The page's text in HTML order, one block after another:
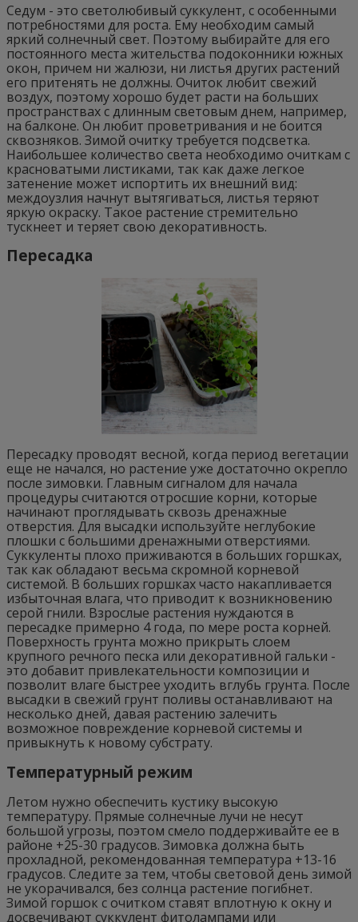
Седум - это светолюбивый суккулент, с особенными
потребностями для роста. Ему необходим самый
яркий солнечный свет. Поэтому выбирайте для его
постоянного места жительства подоконники южных
окон, причем ни жалюзи, ни листья других растений
его притенять не должны. Очиток любит свежий
воздух, поэтому хорошо будет расти на больших
пространствах с длинным световым днем, например,
на балконе. Он любит проветривания и не боится
сквозняков. Зимой очитку требуется подсветка.
Наибольшее количество света необходимо очиткам с
красноватыми листиками, так как даже легкое
затенение может испортить их внешний вид:
междоузлия начнут вытягиваться, листья теряют
яркую окраску. Такое растение стремительно
тускнеет и теряет свою декоративность.
Пересадка
Пересадку проводят весной, когда период вегетации
еще не начался, но растение уже достаточно окрепло
после зимовки. Главным сигналом для начала
процедуры считаются отросшие корни, которые
начинают проглядывать сквозь дренажные
отверстия. Для высадки используйте неглубокие
плошки с большими дренажными отверстиями.
Суккуленты плохо приживаются в больших горшках,
так как обладают весьма скромной корневой
системой. В больших горшках часто накапливается
избыточная влага, что приводит к возникновению
серой гнили. Взрослые растения нуждаются в
пересадке примерно 4 года, по мере роста корней.
Поверхность грунта можно прикрыть слоем
крупного речного песка или декоративной гальки -
это добавит привлекательности композиции и
позволит влаге быстрее уходить вглубь грунта. После
высадки в свежий грунт поливы останавливают на
несколько дней, давая растению залечить
возможное повреждение корневой системы и
привыкнуть к новому субстрату.
Температурный режим
Летом нужно обеспечить кустику высокую
температуру. Прямые солнечные лучи не несут
большой угрозы, поэтом смело поддерживайте ее в
районе +25-30 градусов. Зимовка должна быть
прохладной, рекомендованная температура +13-16
градусов. Следите за тем, чтобы световой день зимой
не укорачивался, без солнца растение погибнет.
Зимой горшок с очитком ставят вплотную к окну и
досвечивают суккулент фитолампами или